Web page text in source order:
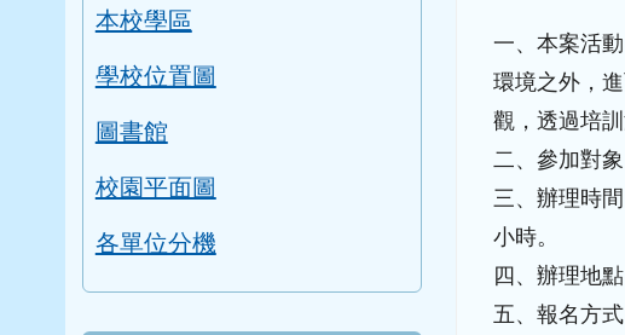
本校學區
學校位置圖
圖書館
校園平面圖
各單位分機
一、本案活
環境之外，
觀，透過培
二、參加對
三、辦理時
小時。
四、辦理地
五、報名方